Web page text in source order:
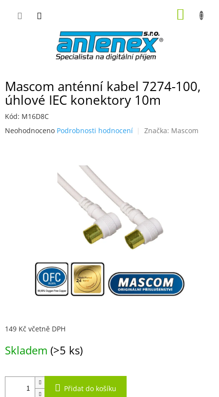
Mascom anténní kabel 7274-100,
úhlové IEC konektory 10m
Kód: M16D8C
Průměrné
Neohodnoceno Podrobnosti hodnocení Značka: Mascom
149 Kč včetně DPH
cena:
Skladem (>5 ks)
Přidat do košíku